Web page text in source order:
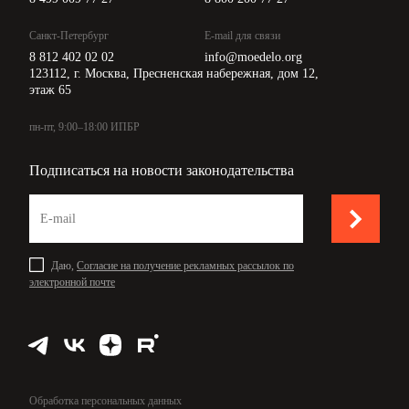
Санкт-Петербург
8 812 402 02 02
E-mail для связи
info@moedelo.org
123112, г. Москва, Пресненская набережная, дом 12,
этаж 65
пн-пт, 9:00–18:00 ИПБР
Подписаться на новости законодательства
Даю, Согласие на получение рекламных рассылок по
электронной почте
Обработка персональных данных